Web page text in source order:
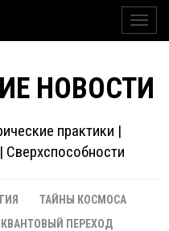
НОВОСТИ
практики |
Сверхспособности
ТАЙНЫ КОСМОСА
КВАНТОВЫЙ ПЕРЕХОД